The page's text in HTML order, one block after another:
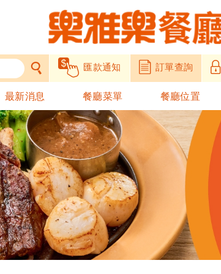
匯款通知 訂單查詢
最新消息 餐廳菜單 餐廳位置